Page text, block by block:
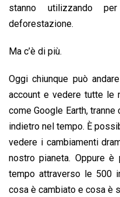
stanno utilizzando
deforestazione.
Ma c’è di più.
Oggi chiunque può
account e vedere tutte le
come Google Earth,
indietro nel tempo. È
vedere i cambiamenti
nostro pianeta. Oppure
tempo attraverso le 500
cosa è cambiato e cosa è